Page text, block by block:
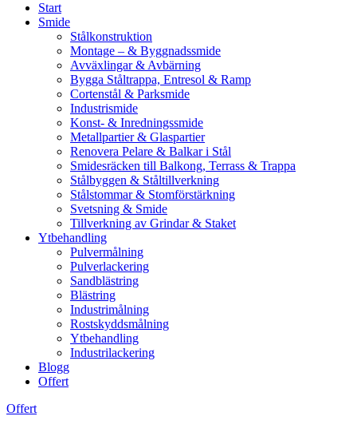
Start
Smide
Stålkonstruktion
Montage – & Byggnadssmide
Avväxlingar & Avbärning
Bygga Ståltrappa, Entresol & Ramp
Cortenstål & Parksmide
Industrismide
Konst- & Inredningssmide
Metallpartier & Glaspartier
Renovera Pelare & Balkar i Stål
Smidesräcken till Balkong, Terrass & Trappa
Stålbyggen & Ståltillverkning
Stålstommar & Stomförstärkning
Svetsning & Smide
Tillverkning av Grindar & Staket
Ytbehandling
Pulvermålning
Pulverlackering
Sandblästring
Blästring
Industrimålning
Rostskyddsmålning
Ytbehandling
Industrilackering
Blogg
Offert
Offert